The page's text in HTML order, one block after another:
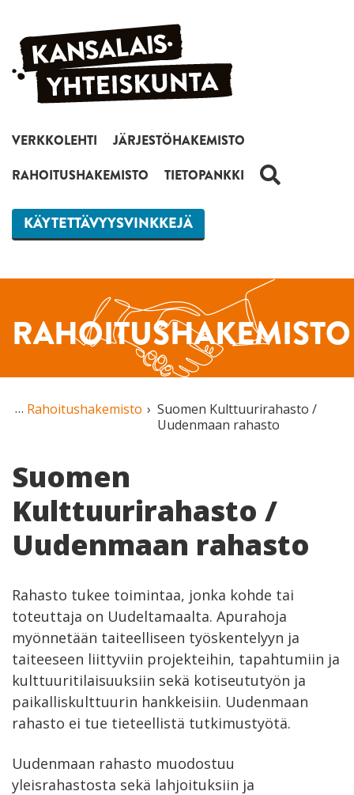
Siirry sisältöön
VERKKOLEHTI
JÄRJESTÖHAKEMISTO
RAHOITUSHAKEMISTO
TIETOPANKKI HAKU
KÄYTETTÄVYYSVINKKEJÄ
RAHOITUSHAKEMISTO
Rahoitushakemisto
Suomen Kulttuurirahasto /
Uudenmaan rahasto
Suomen
Kulttuurirahasto /
Uudenmaan rahasto
Rahasto tukee toimintaa, jonka kohde tai
toteuttaja on Uudeltamaalta. Apurahoja
myönnetään taiteelliseen työskentelyyn ja
taiteeseen liittyviin projekteihin, tapahtumiin ja
kulttuuritilaisuuksiin sekä kotiseututyön ja
paikalliskulttuurin hankkeisiin. Uudenmaan
rahasto ei tue tieteellistä tutkimustyötä.
Uudenmaan rahasto muodostuu
yleisrahastosta sekä lahjoituksiin ja